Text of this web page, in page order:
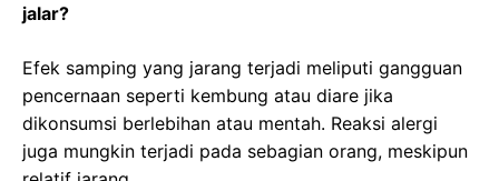
jalar?
Efek samping yang jarang terjadi meliputi gangguan
pencernaan seperti kembung atau diare jika
dikonsumsi berlebihan atau mentah. Reaksi alergi
juga mungkin terjadi pada sebagian orang, meskipun